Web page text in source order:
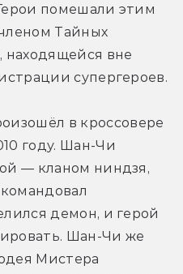
помешали этим
Тайных
вне
супергероев.
в кроссовере
году. Шан-Чи
— кланом ниндзя,
демон, и герой
Шан-Чи же
Мистера